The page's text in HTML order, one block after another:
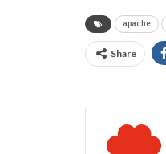
apache
Share